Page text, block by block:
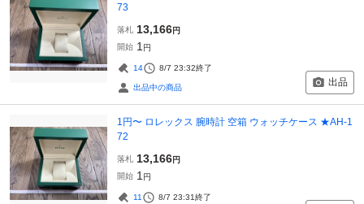
73
落札 13,166円
開始 1 円
14 8/7 23:32終了
出品中の商品 出品
1円〜 ロレックス 腕時計 空箱 ウォッチケース ★AH-1
72
落札 13,166円
開始 1 円
11 8/7 23:31終了